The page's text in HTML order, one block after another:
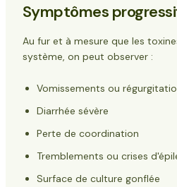
Symptômes
Au fur et à mesure que les
système, on peut observer :
Vomissements ou
Diarrhée sévère
Perte de coordination
Tremblements ou crises
Surface de culture gonflée